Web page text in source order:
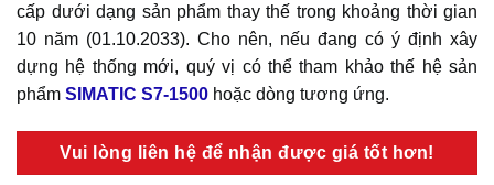
cấp dưới dạng sản phẩm thay thế trong khoảng thời gian
10 năm (01.10.2033). Cho nên, nếu đang có ý định xây
dựng hệ thống mới, quý vị có thể tham khảo thế hệ sản
phẩm SIMATIC S7-1500 hoặc dòng tương ứng.
Vui lòng liên hệ để nhận được giá tốt hơn!